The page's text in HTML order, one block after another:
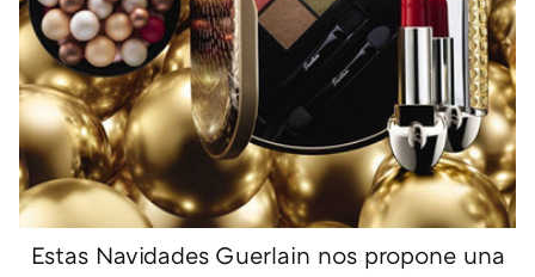
Estas Navidades Guerlain nos propone una